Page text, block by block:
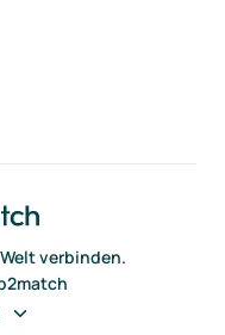
verbinden.